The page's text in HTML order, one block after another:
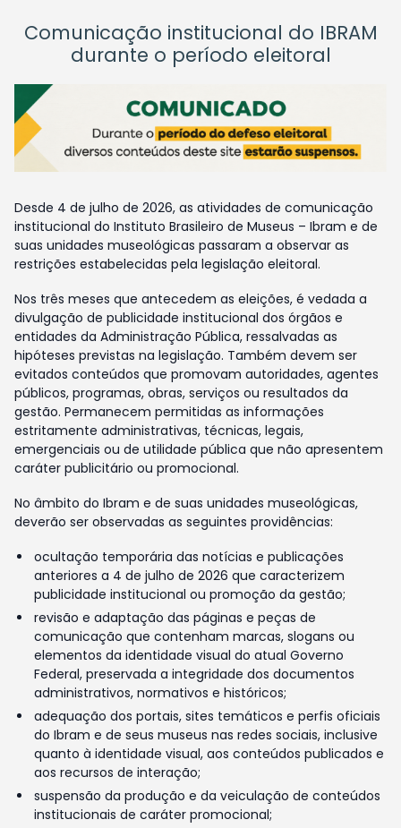
Comunicação institucional do IBRAM
durante o período eleitoral
Desde 4 de julho de 2026, as atividades de comunicação
institucional do Instituto Brasileiro de Museus – Ibram e de
suas unidades museológicas passaram a observar as
restrições estabelecidas pela legislação eleitoral.
Nos três meses que antecedem as eleições, é vedada a
divulgação de publicidade institucional dos órgãos e
entidades da Administração Pública, ressalvadas as
hipóteses previstas na legislação. Também devem ser
evitados conteúdos que promovam autoridades, agentes
públicos, programas, obras, serviços ou resultados da
gestão. Permanecem permitidas as informações
estritamente administrativas, técnicas, legais,
emergenciais ou de utilidade pública que não apresentem
caráter publicitário ou promocional.
No âmbito do Ibram e de suas unidades museológicas,
deverão ser observadas as seguintes providências:
ocultação temporária das notícias e publicações
anteriores a 4 de julho de 2026 que caracterizem
publicidade institucional ou promoção da gestão;
revisão e adaptação das páginas e peças de
comunicação que contenham marcas, slogans ou
elementos da identidade visual do atual Governo
Federal, preservada a integridade dos documentos
administrativos, normativos e históricos;
adequação dos portais, sites temáticos e perfis oficiais
do Ibram e de seus museus nas redes sociais, inclusive
quanto à identidade visual, aos conteúdos publicados e
aos recursos de interação;
suspensão da produção e da veiculação de conteúdos
institucionais de caráter promocional;